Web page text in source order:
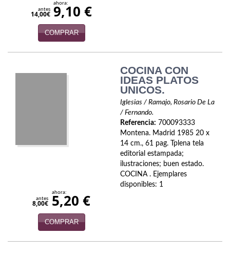
antes
14,00€
ahora:
9,10 €
COMPRAR
COCINA CON
IDEAS PLATOS
UNICOS.
Iglesias / Ramajo, Rosario De La
/ Fernando.
Referencia: 700093333
Montena. Madrid 1985 20 x
14 cm., 61 pag. Tplena tela
editorial estampada;
ilustraciones; buen estado.
COCINA . Ejemplares
disponibles: 1
antes
8,00€
ahora:
5,20 €
COMPRAR